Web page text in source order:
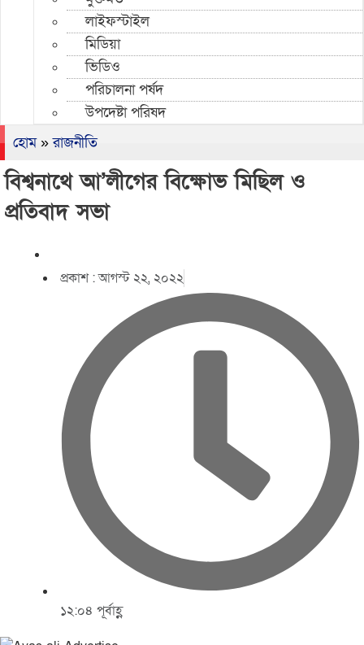
লাইফস্টাইল
মিডিয়া
ভিডিও
পরিচালনা পর্ষদ
উপদেষ্টা পরিষদ
হোম»রাজনীতি
বিশ্বনাথে আ’লীগের বিক্ষোভ মিছিল ও
প্রতিবাদ সভা
প্রকাশ :আগস্ট ২২, ২০২২
১২:০৪ পূর্বাহ্ণ